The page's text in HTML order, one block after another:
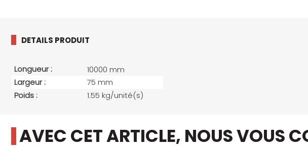
DETAILS PRODUIT
Longueur :
10000 mm
Largeur :
75 mm
Poids :
1.55 kg/unité(s)
AVEC CET ARTICLE, NOUS VOUS